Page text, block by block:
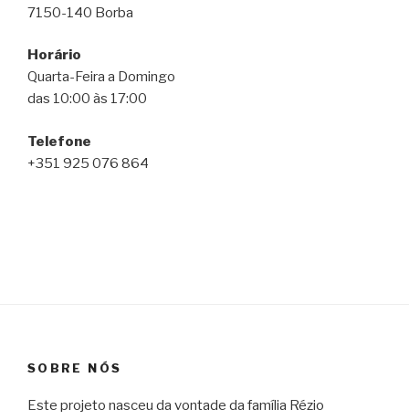
7150-140 Borba
Horário
Quarta-Feira a Domingo
das 10:00 às 17:00
Telefone
+351 925 076 864
SOBRE NÓS
Este projeto nasceu da vontade da família Rézio